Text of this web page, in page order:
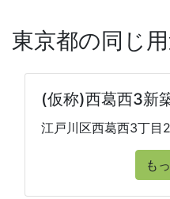
東京都の同じ
(仮称)西葛西3新
江戸川区西葛西3丁目2
も